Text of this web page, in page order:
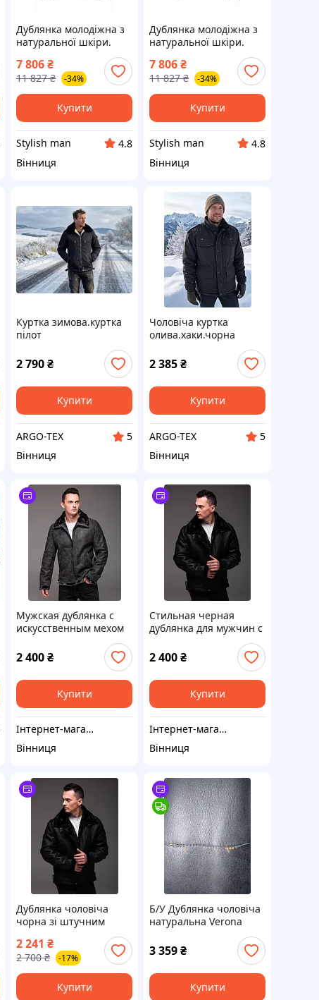
Дублянка молодіжна з
натуральної шкіри.
7 806₴
11 827 ₴ -34%
Купити
Stylish man
4.8
Вінниця
Дублянка молодіжна з
натуральної шкіри.
7 806₴
11 827 ₴ -34%
Купити
Stylish man
4.8
Вінниця
Куртка зимова.куртка
пілот
2 790₴
Купити
ARGO-TEX
5
Вінниця
Чоловіча куртка
олива.хаки.чорна
2 385₴
Купити
ARGO-TEX
5
Вінниця
Мужская дублянка с
искусственным мехом
серая стиль и комфорт
для холодной погоды
2 400₴
Купити
Інтернет-магазин "Shop Mall"
Вінниця
Стильная черная
дублянка для мужчин с
искусственным мехом
для зимних
приключений
2 400₴
Купити
Інтернет-магазин "Shop Mall"
Вінниця
Дублянка чоловіча
чорна зі штучним
комфортна якісна
чоловіча модель
time1731FGH
2 241 ₴
2 700 ₴ -17%
Купити
Б/У Дублянка чоловіча
натуральна Verona
3 359₴
Купити